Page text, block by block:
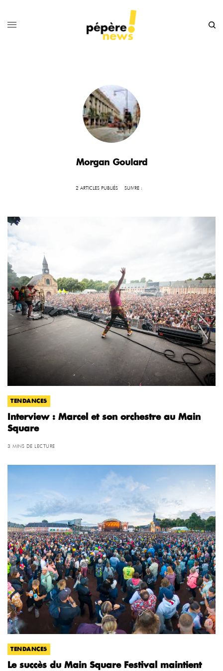
Morgan Goulard
2 ARTICLES PUBLIÉS SUIVRE :
TENDANCES
Interview : Marcel et son orchestre au Main
Square
3 MINS DE LECTURE
TENDANCES
Le succès du Main Square Festival maintient